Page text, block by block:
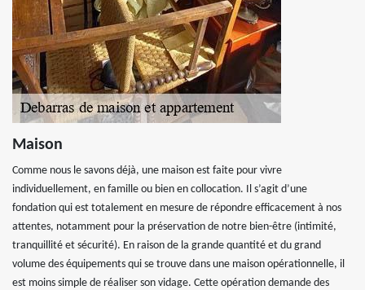
Maison
Comme nous le savons déjà, une maison est faite pour vivre
individuellement, en famille ou bien en collocation. Il s’agit d’une
fondation qui est totalement en mesure de répondre efficacement à nos
attentes, notamment pour la préservation de notre bien-être (intimité,
tranquillité et sécurité). En raison de la grande quantité et du grand
volume des équipements qui se trouve dans une maison opérationnelle, il
est moins simple de réaliser son vidage. Cette opération demande des